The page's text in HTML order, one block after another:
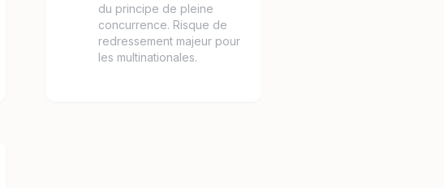
du principe de pleine
concurrence. Risque de
redressement majeur pour
les multinationales.